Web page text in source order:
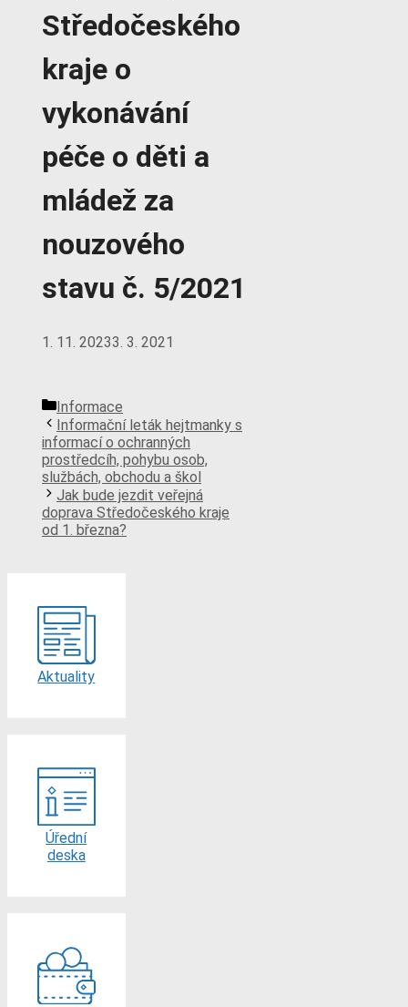
Středočeského
kraje o
vykonávání
péče o děti a
mládež za
nouzového
stavu č. 5/2021
1. 11. 20233. 3. 2021
Rubriky
Informace
Informační leták hejtmanky s
informací o ochranných
prostředcíh, pohybu osob,
službách, obchodu a škol
Jak bude jezdit veřejná
doprava Středočeského kraje
od 1. března?
Aktuality
Úřední
deska